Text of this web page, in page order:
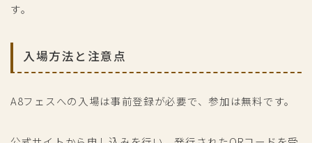
す。
入場方法と注意点
A8フェスへの入場は事前登録が必要で、参加は無料です。